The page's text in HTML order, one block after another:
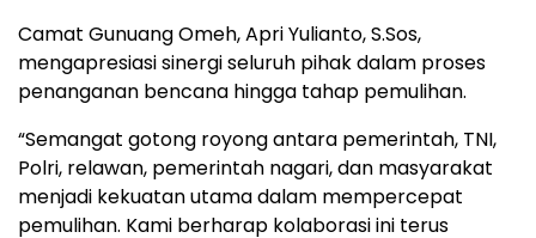
Camat Gunuang Omeh, Apri Yulianto, S.Sos,
mengapresiasi sinergi seluruh pihak dalam proses
penanganan bencana hingga tahap pemulihan.
“Semangat gotong royong antara pemerintah, TNI,
Polri, relawan, pemerintah nagari, dan masyarakat
menjadi kekuatan utama dalam mempercepat
pemulihan. Kami berharap kolaborasi ini terus